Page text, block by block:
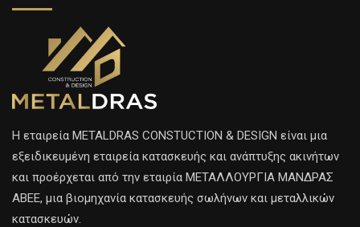
H εταιρεία METALDRAS CONSTUCTION & DESIGN είναι μια
εξειδικευμένη εταιρεία κατασκευής και ανάπτυξης ακινήτων
και προέρχεται από την εταιρία ΜΕΤΑΛΛΟΥΡΓΙΑ ΜΑΝΔΡΑΣ
ΑΒΕΕ, μια βιομηχανία κατασκευής σωλήνων και μεταλλικών
κατασκευών.